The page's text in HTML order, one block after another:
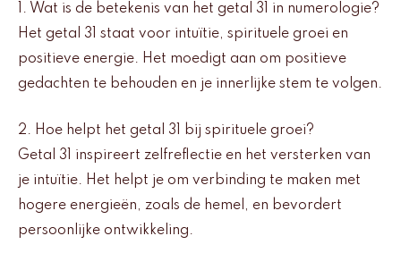
1. Wat is de betekenis van het getal 31 in numerologie?
Het getal 31 staat voor intuïtie, spirituele groei en
positieve energie. Het moedigt aan om positieve
gedachten te behouden en je innerlijke stem te volgen.
2. Hoe helpt het getal 31 bij spirituele groei?
Getal 31 inspireert zelfreflectie en het versterken van
je intuïtie. Het helpt je om verbinding te maken met
hogere energieën, zoals de hemel, en bevordert
persoonlijke ontwikkeling.